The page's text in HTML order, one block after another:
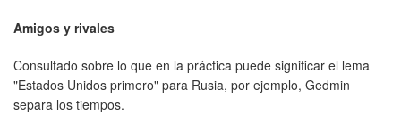
Amigos y rivales
Consultado sobre lo que en la práctica puede significar el lema
"Estados Unidos primero" para Rusia, por ejemplo, Gedmin
separa los tiempos.